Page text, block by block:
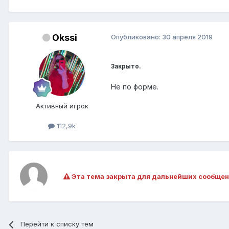
Okssi
Активный игрок
112,9k
Опубликовано: 30 апреля 2019
Закрыто.
Не по форме.
Эта тема закрыта для дальнейших
Перейти к списку тем